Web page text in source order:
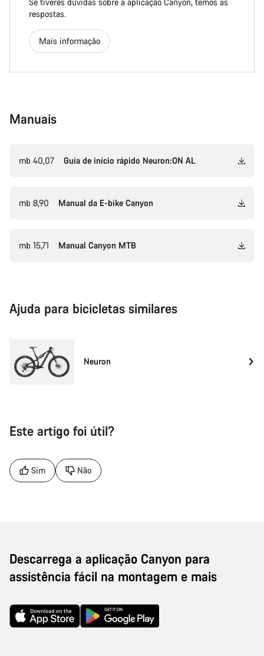
respostas.
Mais informação
Manuais
mb 40,07 Guia de início rápido Neuron:ON AL
mb 8,90 Manual da E-bike Canyon
mb 15,71 Manual Canyon MTB
Ajuda para bicicletas similares
Neuron
Este artigo foi útil?
Sim Não
Descarrega a aplicação Canyon para
assistência fácil na montagem e mais